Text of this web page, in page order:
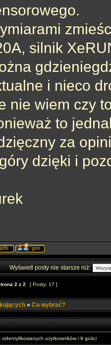
silnik
i nieco
nie wiem czy
to
za
dzięki i
Wyświetl posty nie starsze niż:
2 z 2 [ Posty: 17 ]
» Co wybrać?
użytkowników i 9 gości